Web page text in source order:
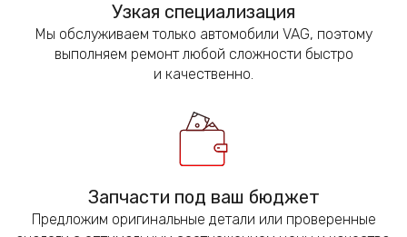
Узкая специализация
Мы обслуживаем только автомобили VAG, поэтому
выполняем ремонт любой сложности быстро
и качественно.
Запчасти под ваш бюджет
Предложим оригинальные детали или проверенные